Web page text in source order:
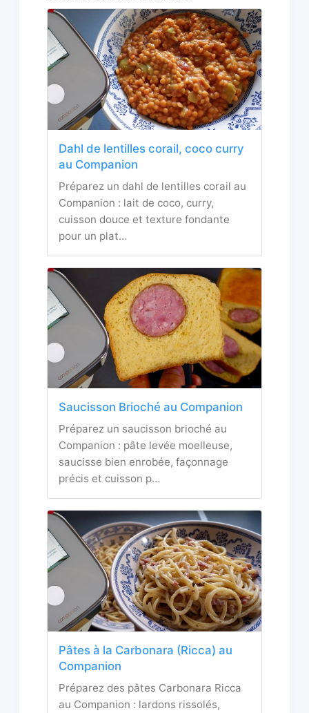
Dahl de lentilles corail, coco curry
au Companion
Préparez un dahl de lentilles corail au
Companion : lait de coco, curry,
cuisson douce et texture fondante
pour un plat…
Saucisson Brioché au Companion
Préparez un saucisson brioché au
Companion : pâte levée moelleuse,
saucisse bien enrobée, façonnage
précis et cuisson p…
Pâtes à la Carbonara (Ricca) au
Companion
Préparez des pâtes Carbonara Ricca
au Companion : lardons rissolés,